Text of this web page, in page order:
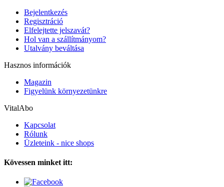
Bejelentkezés
Regisztráció
Elfelejtette jelszavát?
Hol van a szállítmányom?
Utalvány beváltása
Hasznos információk
Magazin
Figyelünk környezetünkre
VitalAbo
Kapcsolat
Rólunk
Üzleteink - nice shops
Kövessen minket itt: